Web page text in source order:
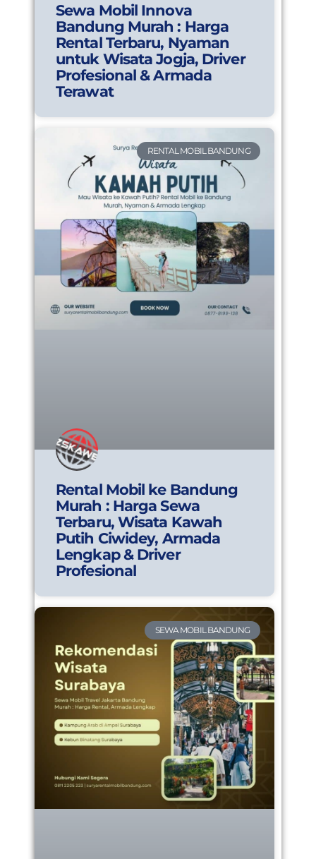
Sewa Mobil Innova
Bandung Murah : Harga
Rental Terbaru, Nyaman
untuk Wisata Jogja, Driver
Profesional & Armada
Terawat
RENTAL MOBIL BANDUNG
Rental Mobil ke Bandung
Murah : Harga Sewa
Terbaru, Wisata Kawah
Putih Ciwidey, Armada
Lengkap & Driver
Profesional
SEWA MOBIL BANDUNG